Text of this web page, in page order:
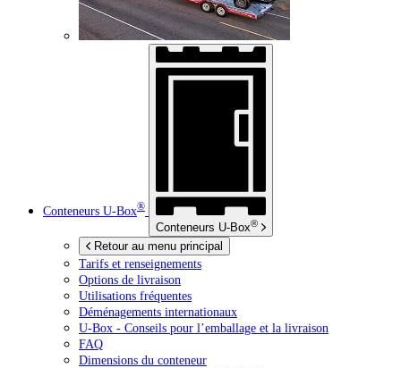
Conteneurs U-Box®
Conteneurs U-Box®
Retour au menu principal
Tarifs et renseignements
Options de livraison
Utilisations fréquentes
Déménagements internationaux
U-Box - Conseils pour l’emballage et la livraison
FAQ
Dimensions du conteneur